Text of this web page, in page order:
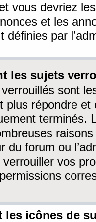
vous devriez
et les
définies par
les sujets
sont
plus répondre
terminés.
du forum ou
vos
les icônes de